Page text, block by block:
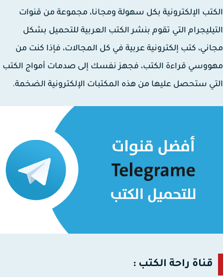
الإلكترونية بكل سهولة ومجانا، مجموعة من قنوات
التي تقوم بنشر الكتب العربية للتحميل بشكل
كتب إلكترونية عربية في كل المجالات، فإذا كنت من
قراءة الكتب، فجهز نفسك إلى صدمات أمواج الكتب
ستحصل عليها من هذه المكتبات الإلكترونية الضخمة.
قناة راحة الكتب :